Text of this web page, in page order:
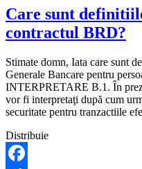
Care sunt
contractul BRD?
Stimate domn, Iata care sunt
Generale Bancare pentru
INTERPRETARE B.1. În
vor fi interpretaţi după cum
securitate pentru tranzactiile
Distribuie